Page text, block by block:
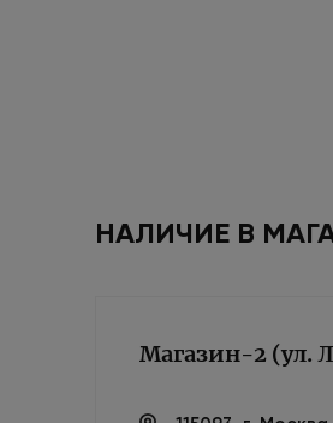
НАЛИЧИЕ В
Магазин-2 (ул.